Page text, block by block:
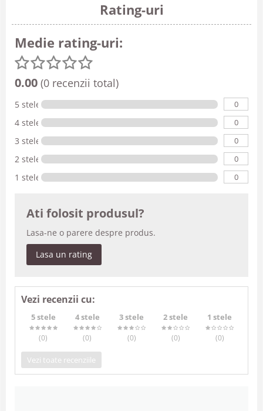
Rating-uri
Medie rating-uri:
0.00 (0 recenzii total)
5 stele 0
4 stele 0
3 stele 0
2 stele 0
1 stele 0
Ati folosit produsul?
Lasa-ne o parere despre produs.
Lasa un rating
Vezi recenzii cu:
5 stele
(0)
4 stele
(0)
3 stele
(0)
2 stele
(0)
1 stele
(0)
Vezi toate recenziile